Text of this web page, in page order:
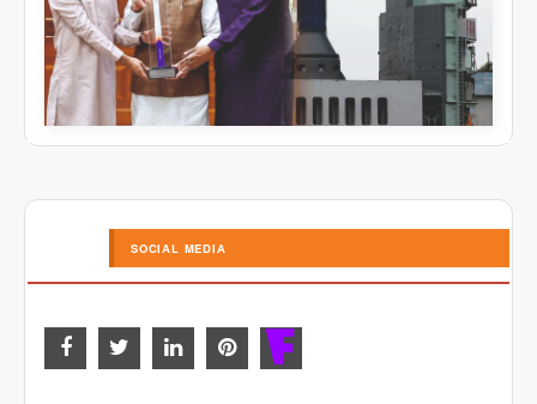
SOCIAL MEDIA